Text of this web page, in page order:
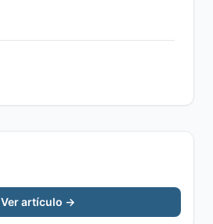
Ver artículo →